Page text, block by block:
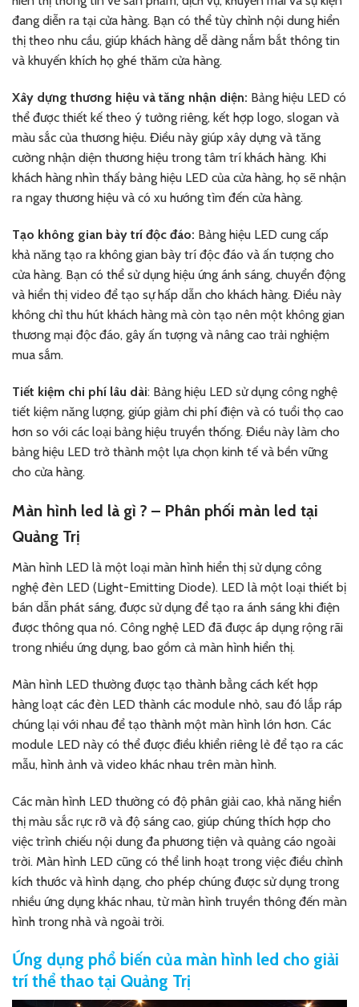
đang diễn ra tại cửa hàng. Bạn có thể tùy chỉnh nội dung hiển
thị theo nhu cầu, giúp khách hàng dễ dàng nắm bắt thông tin
và khuyến khích họ ghé thăm cửa hàng.
Xây dựng thương hiệu và tăng nhận diện: Bảng hiệu LED có
thể được thiết kế theo ý tưởng riêng, kết hợp logo, slogan và
màu sắc của thương hiệu. Điều này giúp xây dựng và tăng
cường nhận diện thương hiệu trong tâm trí khách hàng. Khi
khách hàng nhìn thấy bảng hiệu LED của cửa hàng, họ sẽ nhận
ra ngay thương hiệu và có xu hướng tìm đến cửa hàng.
Tạo không gian bày trí độc đáo: Bảng hiệu LED cung cấp
khả năng tạo ra không gian bày trí độc đáo và ấn tượng cho
cửa hàng. Bạn có thể sử dụng hiệu ứng ánh sáng, chuyển động
và hiển thị video để tạo sự hấp dẫn cho khách hàng. Điều này
không chỉ thu hút khách hàng mà còn tạo nên một không gian
thương mại độc đáo, gây ấn tượng và nâng cao trải nghiệm
mua sắm.
Tiết kiệm chi phí lâu dài: Bảng hiệu LED sử dụng công nghệ
tiết kiệm năng lượng, giúp giảm chi phí điện và có tuổi thọ cao
hơn so với các loại bảng hiệu truyền thống. Điều này làm cho
bảng hiệu LED trở thành một lựa chọn kinh tế và bền vững
cho cửa hàng.
Màn hình led là gì ? – Phân phối màn led tại
Quảng Trị
Màn hình LED là một loại màn hình hiển thị sử dụng công
nghệ đèn LED (Light-Emitting Diode). LED là một loại thiết bị
bán dẫn phát sáng, được sử dụng để tạo ra ánh sáng khi điện
được thông qua nó. Công nghệ LED đã được áp dụng rộng rãi
trong nhiều ứng dụng, bao gồm cả màn hình hiển thị.
Màn hình LED thường được tạo thành bằng cách kết hợp
hàng loạt các đèn LED thành các module nhỏ, sau đó lắp ráp
chúng lại với nhau để tạo thành một màn hình lớn hơn. Các
module LED này có thể được điều khiển riêng lẻ để tạo ra các
mẫu, hình ảnh và video khác nhau trên màn hình.
Các màn hình LED thường có độ phân giải cao, khả năng hiển
thị màu sắc rực rỡ và độ sáng cao, giúp chúng thích hợp cho
việc trình chiếu nội dung đa phương tiện và quảng cáo ngoài
trời. Màn hình LED cũng có thể linh hoạt trong việc điều chỉnh
kích thước và hình dạng, cho phép chúng được sử dụng trong
nhiều ứng dụng khác nhau, từ màn hình truyền thông đến màn
hình trong nhà và ngoài trời.
Ứng dụng phổ biến của màn hình led cho giải
trí thể thao tại Quảng Trị